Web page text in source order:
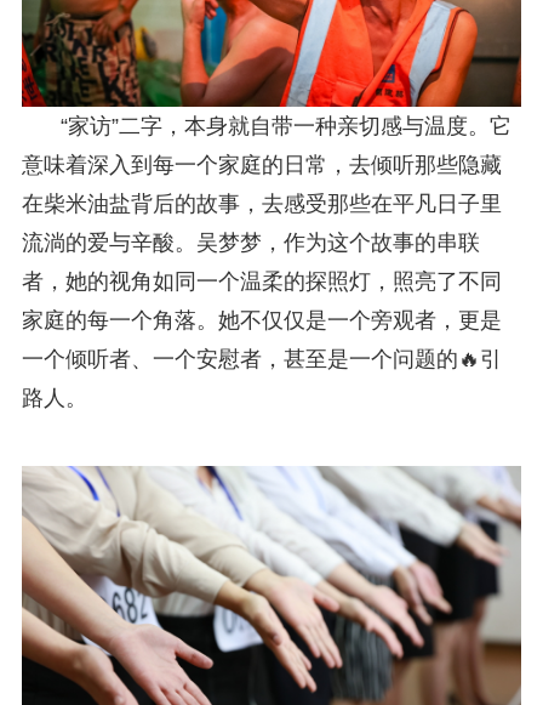
“家访”二字，本身就自带一种亲切感与温度。它
意味着深入到每一个家庭的日常，去倾听那些隐藏
在柴米油盐背后的故事，去感受那些在平凡日子里
流淌的爱与辛酸。吴梦梦，作为这个故事的串联
者，她的视角如同一个温柔的探照灯，照亮了不同
家庭的每一个角落。她不仅仅是一个旁观者，更是
一个倾听者、一个安慰者，甚至是一个问题的🔥引
路人。